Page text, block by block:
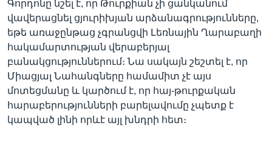
Գորդոնը նշել է, որ Թուրքիան չի ցանկանում
վավերացնել ցյուրիխյան արձանագրությունները,
եթե առաջընթաց չգրանցվի Լեռնային Ղարաբաղի
հակամարտության վերաբերյալ
բանակցություններում։ Նա սակայն շեշտել է, որ
Միացյալ Նահանգները համամիտ չէ այս
մոտեցմանը և կարծում է, որ հայ-թուրքական
հարաբերությունների բարելավումը չպետք է
կապված լինի որևէ այլ խնդրի հետ։